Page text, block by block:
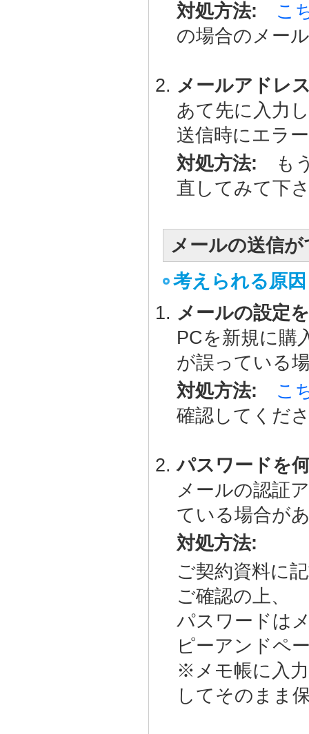
対処方法: こ
の場合のメー
メールアドレ
あて先に入力
送信時にエラ
対処方法: も
直してみて下
メールの送信
考えられる原因
メールの設定
PCを新規に購
が誤っている
対処方法: こ
確認してくだ
パスワードを
メールの認証
ている場合が
対処方法:
ご契約資料に
ご確認の上、
パスワードは
ピーアンドペ
※メモ帳に入
してそのまま